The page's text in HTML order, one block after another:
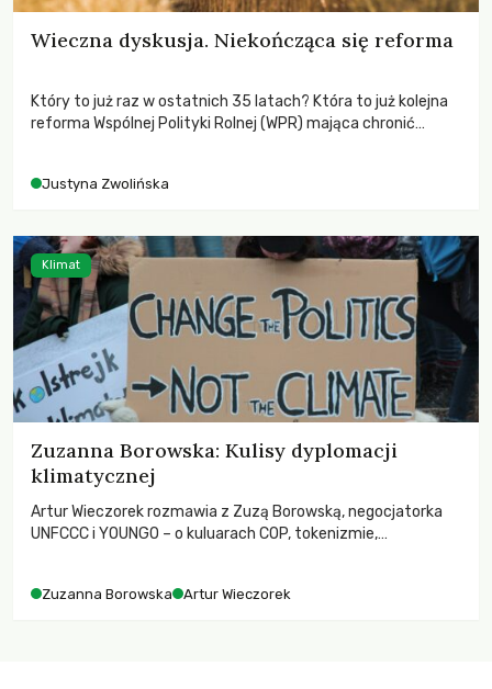
Wieczna dyskusja. Niekończąca się reforma
Który to już raz w ostatnich 35 latach? Która to już kolejna
reforma Wspólnej Polityki Rolnej (WPR) mająca chronić
Justyna Zwolińska
Zuzanna Borowska: Kulisy dyplomacji
klimatycznej
Artur Wieczorek rozmawia z Zuzą Borowską, negocjatorka
UNFCCC i YOUNGO – o kuluarach COP, tokenizmie,
Zuzanna Borowska Artur Wieczorek
Klimat